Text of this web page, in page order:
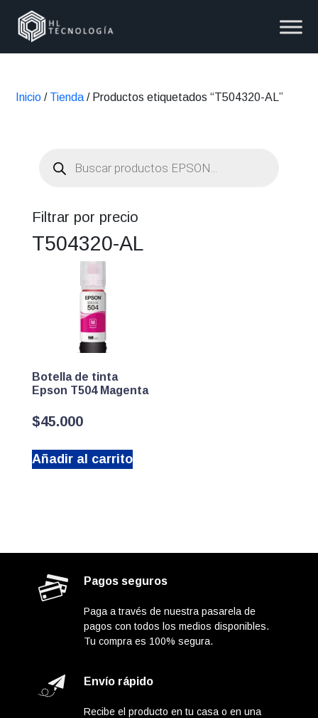
Inicio / Tienda / Productos etiquetados “T504320-AL”
productos
Filtrar por precio
T504320-AL
Botella de tinta
Epson T504 Magenta
$45.000
Añadir al carrito
Pagos seguros
Paga a través de nuestra pasarela de
pagos con todos los medios disponibles.
Tu compra es 100% segura.
Envío rápido
Recibe el producto en tu casa o en una